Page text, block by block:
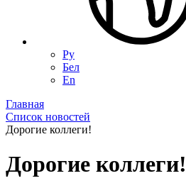
Ру
Бел
En
Главная
Список новостей
Дорогие коллеги!
Дорогие коллеги!